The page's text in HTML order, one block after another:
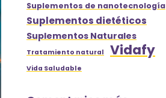
Suplementos de nanotecnología
Suplementos dietéticos
Suplementos Naturales
Tratamiento natural Vidafy
Vida Saludable